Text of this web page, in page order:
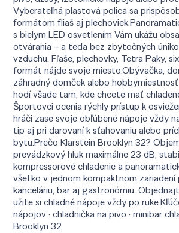
Vyberateľná plastová polica sa
formátom fliaš aj
s bielym LED osvetlením Vám ukážu
otvárania – a teda bez zbytočných
vzduchu. Fľaše, plechovky, Tetra Paky,
formát nájde svoje miesto.Obývačka,
záhradný domček alebo
hodí všade tam, kde chcete mať
Športovci ocenia rýchly prístup k
hráči zase svoje obľúbené nápoje vždy
tip aj pri darovaní k sťahovaniu alebo
bytu.Prečo Klarstein Brooklyn 32?
prevádzkový hluk maximálne 23 dB,
kompressorové chladenie a
všetko v jednom kompaktnom zariadení
kanceláriu, bar aj gastronómiu.
užite si chladné nápoje vždy po
nápojov · chladnička na pivo · minibar
Brooklyn 32